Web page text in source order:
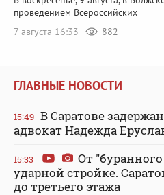
проведением Всероссийских
7 августа 16:33
882
ГЛАВНЫЕ НОВОСТИ
15:49 В Саратове
адвокат Надежда
15:33
От
ударной стройке.
до третьего этажа